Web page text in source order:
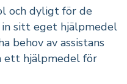
och dyligt för de
in sitt eget hjälpmedel
behov av assistans
ett hjälpmedel för